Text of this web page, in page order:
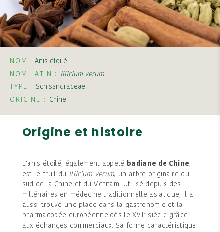
NOM : Anis étoilé
NOM LATIN : Illicium verum
TYPE : Schisandraceae
ORIGINE : Chine
Origine et histoire
L’anis étoilé, également appelé badiane de Chine,
est le fruit du Illicium verum, un arbre originaire du
sud de la Chine et du Vietnam. Utilisé depuis des
millénaires en médecine traditionnelle asiatique, il a
aussi trouvé une place dans la gastronomie et la
pharmacopée européenne dès le XVIIᵉ siècle grâce
aux échanges commerciaux. Sa forme caractéristique